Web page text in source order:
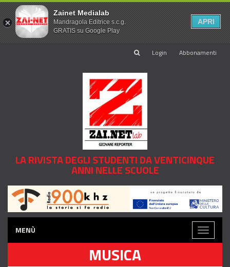
Login Abbonamenti
LA RIVISTA DEGLI STUDENTI DA VENTICINQUE
ANNI NELLE SCUOLE
MENÙ
Toggle
MUSICA
Zainet Medialab
Mandragola Editrice s.c.g.
GRATIS su Google Play
APRI